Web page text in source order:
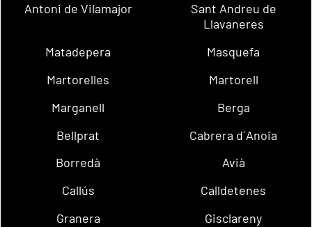
Antoni de Vilamajor
Sant Andreu de
Llavaneres
Matadepera
Masquefa
Martorelles
Martorell
Marganell
Berga
Bellprat
Cabrera d´Anoia
Borredà
Avià
Callús
Calldetenes
Granera
Gisclareny